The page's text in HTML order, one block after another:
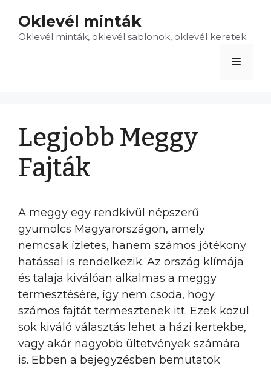
tartalomba
Oklevél minták
Oklevél minták, oklevél sablonok, oklevél keretek
Menü
Legjobb Meggy
Fajták
A meggy egy rendkívül népszerű
gyümölcs Magyarországon, amely
nemcsak ízletes, hanem számos jótékony
hatással is rendelkezik. Az ország klímája
és talaja kiválóan alkalmas a meggy
termesztésére, így nem csoda, hogy
számos fajtát termesztenek itt. Ezek közül
sok kiváló választás lehet a házi kertekbe,
vagy akár nagyobb ültetvények számára
is. Ebben a bejegyzésben bemutatok